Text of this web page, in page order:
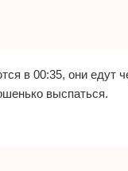
в 00:35, они едут
выспаться.